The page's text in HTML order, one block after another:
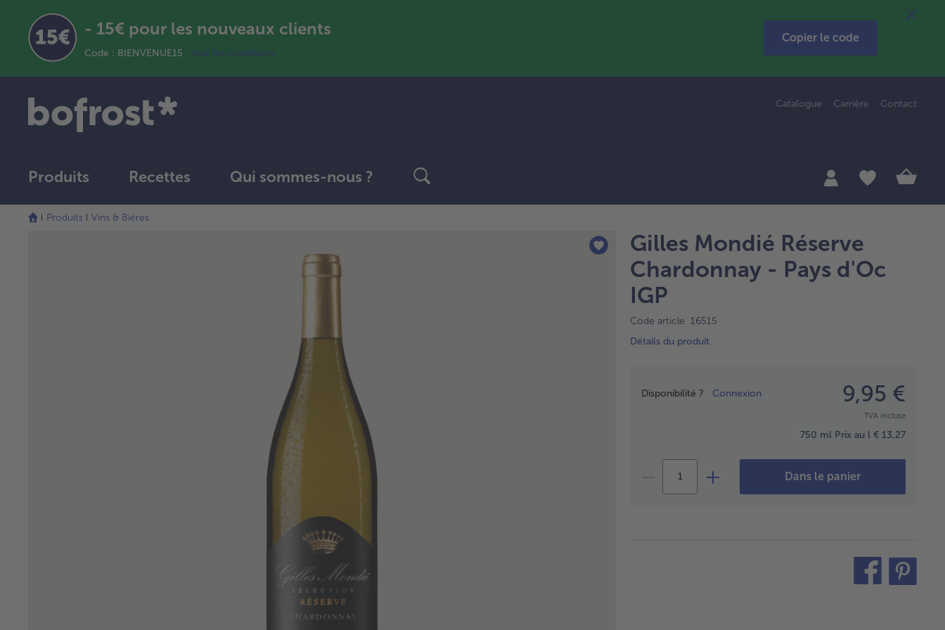
- 15€ pour les nouveaux clients
Code : BIENVENUE15 Voir les conditions
Copier le code
Catalogue Carrière Contact
Produits Recettes Qui sommes-nous ?
Produits Vins & Bières
Gilles Mondié Réserve
Chardonnay - Pays d'Oc
IGP
Code article 16515
Détails du produit
Disponibilité ? Connexion 9,95 €
TVA incluse
750 ml Prix au l € 13,27
Dans le panier
teilen